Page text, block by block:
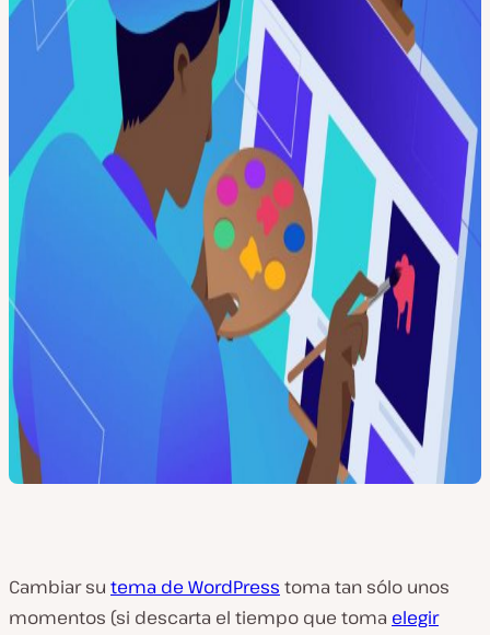
Cambiar su tema de WordPress toma tan sólo unos
momentos (si descarta el tiempo que toma elegir